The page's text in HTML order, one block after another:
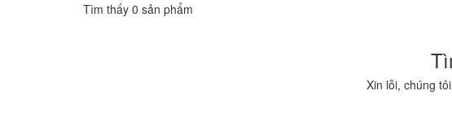
Tìm thấy 0 sản phẩm
Xin lỗi, chúng